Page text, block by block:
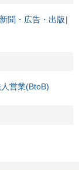
聞・広告・出版
営業(BtoB)